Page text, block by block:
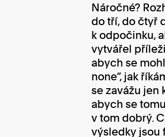
Náročné?
do tří, do čtyř
k odpočinku,
vytvářel
abych se
none“, jak
se zavážu jen
abych se
v tom dobrý.
výsledky jsou